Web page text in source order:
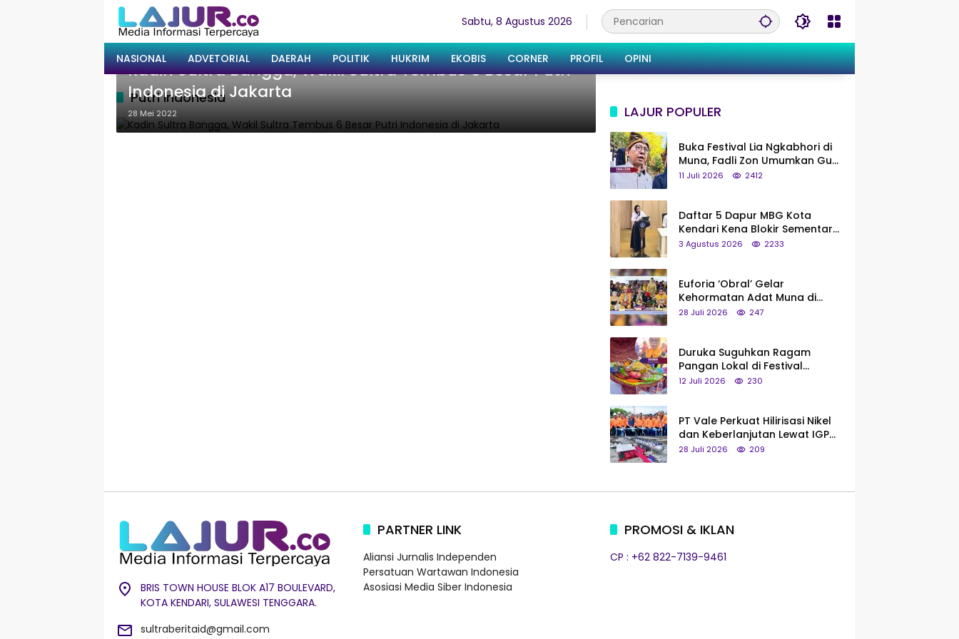
Sabtu, 8 Agustus 2026
NASIONAL ADVETORIAL DAERAH POLITIK HUKRIM EKOBIS CORNER PROFIL OPINI
Putri indonesia
BERITA TERKINI
Kadin Sultra Bangga, Wakil Sultra Tembus 6 Besar Putri
Indonesia di Jakarta
28 Mei 2022 LAJUR POPULER
Buka Festival Lia Ngkabhori di
Muna, Fadli Zon Umumkan Gua
Metanduno Segera Naik Status
11 Juli 2026 2412
Daftar 5 Dapur MBG Kota
Kendari Kena Blokir Sementara
dari Pusat
3 Agustus 2026 2233
Euforia ‘Obral’ Gelar
Kehormatan Adat Muna di
Silaturahmi KKMM, Ridwan Bae:
28 Juli 2026 247
Duruka Suguhkan Ragam
Pangan Lokal di Festival
Liangkobhori, Dari Umbi Rebus
12 Juli 2026 230
PT Vale Perkuat Hilirisasi Nikel
dan Keberlanjutan Lewat IGP
Morowali
28 Juli 2026 209
BRIS TOWN HOUSE BLOK A17 BOULEVARD,
KOTA KENDARI, SULAWESI TENGGARA.
sultraberitaid@gmail.com
PARTNER LINK
Aliansi Jurnalis Independen
Persatuan Wartawan Indonesia
Asosiasi Media Siber Indonesia
PROMOSI & IKLAN
CP : +62 822-7139-9461